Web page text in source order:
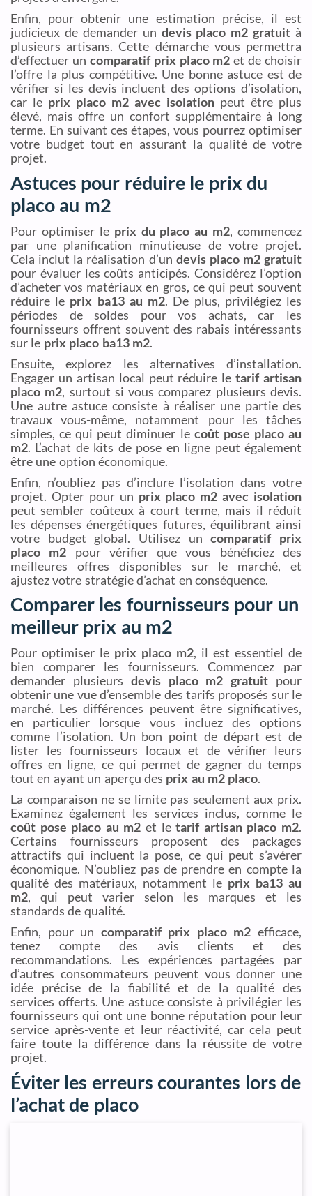
Enfin, pour obtenir une estimation précise, il est
judicieux de demander un devis placo m2 gratuit à
plusieurs artisans. Cette démarche vous permettra
d’effectuer un comparatif prix placo m2 et de choisir
l’offre la plus compétitive. Une bonne astuce est de
vérifier si les devis incluent des options d’isolation,
car le prix placo m2 avec isolation peut être plus
élevé, mais offre un confort supplémentaire à long
terme. En suivant ces étapes, vous pourrez optimiser
votre budget tout en assurant la qualité de votre
projet.
Astuces pour réduire le prix du
placo au m2
Pour optimiser le prix du placo au m2, commencez
par une planification minutieuse de votre projet.
Cela inclut la réalisation d’un devis placo m2 gratuit
pour évaluer les coûts anticipés. Considérez l’option
d’acheter vos matériaux en gros, ce qui peut souvent
réduire le prix ba13 au m2. De plus, privilégiez les
périodes de soldes pour vos achats, car les
fournisseurs offrent souvent des rabais intéressants
sur le prix placo ba13 m2.
Ensuite, explorez les alternatives d’installation.
Engager un artisan local peut réduire letarif artisan
placo m2, surtout si vous comparez plusieurs devis.
Une autre astuce consiste à réaliser une partie des
travaux vous-même, notamment pour les tâches
simples, ce qui peut diminuer le coût pose placo au
m2. L’achat de kits de pose en ligne peut également
être une option économique.
Enfin, n’oubliez pas d’inclure l’isolation dans votre
projet. Opter pour un prix placo m2 avec isolation
peut sembler coûteux à court terme, mais il réduit
les dépenses énergétiques futures, équilibrant ainsi
votre budget global. Utilisez uncomparatif prix
placo m2 pour vérifier que vous bénéficiez des
meilleures offres disponibles sur le marché, et
ajustez votre stratégie d’achat en conséquence.
Comparer les fournisseurs pour un
meilleur prix au m2
Pour optimiser le prix placo m2, il est essentiel de
bien comparer les fournisseurs. Commencez par
demander plusieurs devis placo m2 gratuit pour
obtenir une vue d’ensemble des tarifs proposés sur le
marché. Les différences peuvent être significatives,
en particulier lorsque vous incluez des options
comme l’isolation. Un bon point de départ est de
lister les fournisseurs locaux et de vérifier leurs
offres en ligne, ce qui permet de gagner du temps
tout en ayant un aperçu des prix au m2 placo.
La comparaison ne se limite pas seulement aux prix.
Examinez également les services inclus, comme le
coût pose placo au m2 et letarif artisan placo m2.
Certains fournisseurs proposent des packages
attractifs qui incluent la pose, ce qui peut s’avérer
économique. N’oubliez pas de prendre en compte la
qualité des matériaux, notamment le prix ba13 au
m2, qui peut varier selon les marques et les
standards de qualité.
Enfin, pour un comparatif prix placo m2 efficace,
tenez compte des avis clients et des
recommandations. Les expériences partagées par
d’autres consommateurs peuvent vous donner une
idée précise de la fiabilité et de la qualité des
services offerts. Une astuce consiste à privilégier les
fournisseurs qui ont une bonne réputation pour leur
service après-vente et leur réactivité, car cela peut
faire toute la différence dans la réussite de votre
projet.
Éviter les erreurs courantes lors de
l’achat de placo